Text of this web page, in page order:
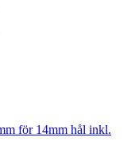
för 14mm hål inkl.